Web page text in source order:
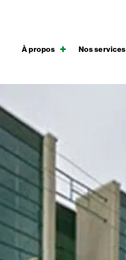
À propos Nos services